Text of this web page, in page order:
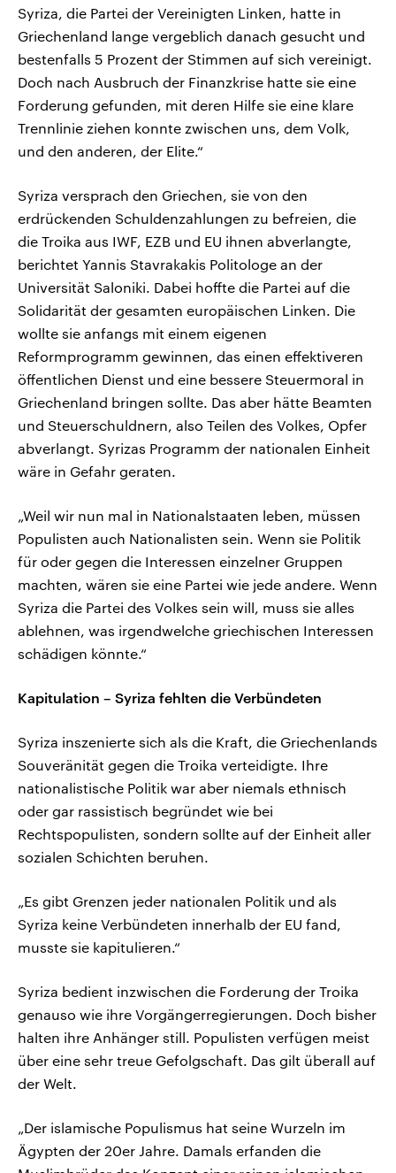
Syriza, die Partei der Vereinigten Linken, hatte in
Griechenland lange vergeblich danach gesucht und
bestenfalls 5 Prozent der Stimmen auf sich vereinigt.
Doch nach Ausbruch der Finanzkrise hatte sie eine
Forderung gefunden, mit deren Hilfe sie eine klare
Trennlinie ziehen konnte zwischen uns, dem Volk,
und den anderen, der Elite.“
Syriza versprach den Griechen, sie von den
erdrückenden Schuldenzahlungen zu befreien, die
die Troika aus IWF, EZB und EU ihnen abverlangte,
berichtet Yannis Stavrakakis Politologe an der
Universität Saloniki. Dabei hoffte die Partei auf die
Solidarität der gesamten europäischen Linken. Die
wollte sie anfangs mit einem eigenen
Reformprogramm gewinnen, das einen effektiveren
öffentlichen Dienst und eine bessere Steuermoral in
Griechenland bringen sollte. Das aber hätte Beamten
und Steuerschuldnern, also Teilen des Volkes, Opfer
abverlangt. Syrizas Programm der nationalen Einheit
wäre in Gefahr geraten.
„Weil wir nun mal in Nationalstaaten leben, müssen
Populisten auch Nationalisten sein. Wenn sie Politik
für oder gegen die Interessen einzelner Gruppen
machten, wären sie eine Partei wie jede andere. Wenn
Syriza die Partei des Volkes sein will, muss sie alles
ablehnen, was irgendwelche griechischen Interessen
schädigen könnte.“
Kapitulation – Syriza fehlten die Verbündeten
Syriza inszenierte sich als die Kraft, die Griechenlands
Souveränität gegen die Troika verteidigte. Ihre
nationalistische Politik war aber niemals ethnisch
oder gar rassistisch begründet wie bei
Rechtspopulisten, sondern sollte auf der Einheit aller
sozialen Schichten beruhen.
„Es gibt Grenzen jeder nationalen Politik und als
Syriza keine Verbündeten innerhalb der EU fand,
musste sie kapitulieren.“
Syriza bedient inzwischen die Forderung der Troika
genauso wie ihre Vorgängerregierungen. Doch bisher
halten ihre Anhänger still. Populisten verfügen meist
über eine sehr treue Gefolgschaft. Das gilt überall auf
der Welt.
„Der islamische Populismus hat seine Wurzeln im
Ägypten der 20er Jahre. Damals erfanden die